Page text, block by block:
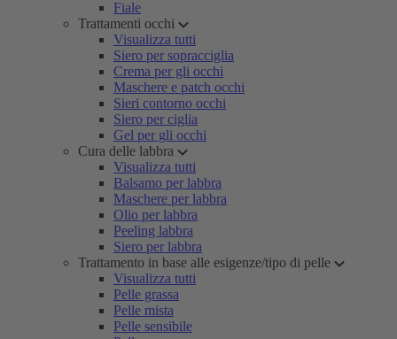
Fiale
Trattamenti occhi
Visualizza tutti
Siero per sopracciglia
Crema per gli occhi
Maschere e patch occhi
Sieri contorno occhi
Siero per ciglia
Gel per gli occhi
Cura delle labbra
Visualizza tutti
Balsamo per labbra
Maschere per labbra
Olio per labbra
Peeling labbra
Siero per labbra
Trattamento in base alle esigenze/tipo di pelle
Visualizza tutti
Pelle grassa
Pelle mista
Pelle sensibile